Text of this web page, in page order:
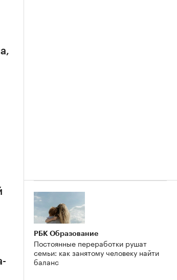
РБК Образование
Постоянные переработки рушат
семьи: как занятому человеку найти
баланс